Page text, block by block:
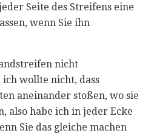
Seite des Streifens eine
wenn Sie ihn
nicht
wollte nicht, dass
aneinander stoßen, wo sie
also habe ich in jeder Ecke
Sie das gleiche machen